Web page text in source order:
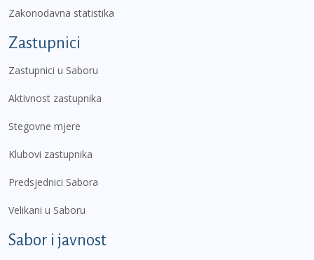
Zakonodavna statistika
Zastupnici
Zastupnici u Saboru
Aktivnost zastupnika
Stegovne mjere
Klubovi zastupnika
Predsjednici Sabora
Velikani u Saboru
Sabor i javnost